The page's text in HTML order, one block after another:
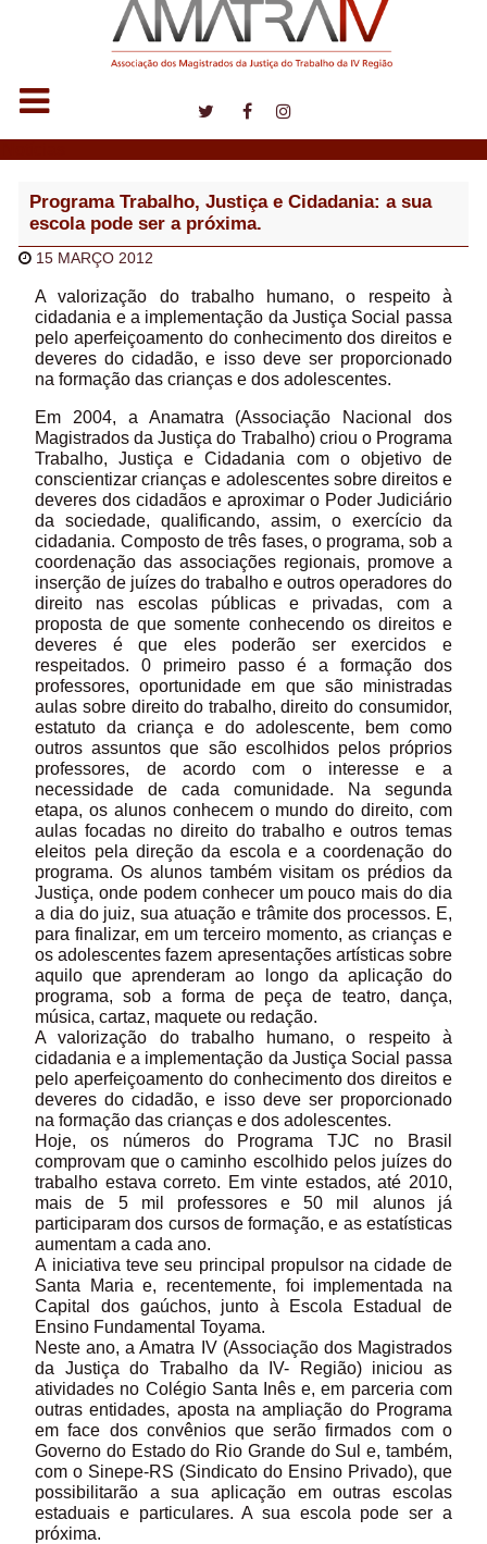
Programa Trabalho, Justiça e Cidadania: a sua
escola pode ser a próxima.
15 MARÇO 2012
A valorização do trabalho humano, o respeito à
cidadania e a implementação da Justiça Social passa
pelo aperfeiçoamento do conhecimento dos direitos e
deveres do cidadão, e isso deve ser proporcionado
na formação das crianças e dos adolescentes.
Em 2004, a Anamatra (Associação Nacional dos
Magistrados da Justiça do Trabalho) criou o Programa
Trabalho, Justiça e Cidadania com o objetivo de
conscientizar crianças e adolescentes sobre direitos e
deveres dos cidadãos e aproximar o Poder Judiciário
da sociedade, qualificando, assim, o exercício da
cidadania. Composto de três fases, o programa, sob a
coordenação das associações regionais, promove a
inserção de juízes do trabalho e outros operadores do
direito nas escolas públicas e privadas, com a
proposta de que somente conhecendo os direitos e
deveres é que eles poderão ser exercidos e
respeitados. 0 primeiro passo é a formação dos
professores, oportunidade em que são ministradas
aulas sobre direito do trabalho, direito do consumidor,
estatuto da criança e do adolescente, bem como
outros assuntos que são escolhidos pelos próprios
professores, de acordo com o interesse e a
necessidade de cada comunidade. Na segunda
etapa, os alunos conhecem o mundo do direito, com
aulas focadas no direito do trabalho e outros temas
eleitos pela direção da escola e a coordenação do
programa. Os alunos também visitam os prédios da
Justiça, onde podem conhecer um pouco mais do dia
a dia do juiz, sua atuação e trâmite dos processos. E,
para finalizar, em um terceiro momento, as crianças e
os adolescentes fazem apresentações artísticas sobre
aquilo que aprenderam ao longo da aplicação do
programa, sob a forma de peça de teatro, dança,
música, cartaz, maquete ou redação.
A valorização do trabalho humano, o respeito à
cidadania e a implementação da Justiça Social passa
pelo aperfeiçoamento do conhecimento dos direitos e
deveres do cidadão, e isso deve ser proporcionado
na formação das crianças e dos adolescentes.
Hoje, os números do Programa TJC no Brasil
comprovam que o caminho escolhido pelos juízes do
trabalho estava correto. Em vinte estados, até 2010,
mais de 5 mil professores e 50 mil alunos já
participaram dos cursos de formação, e as estatísticas
aumentam a cada ano.
A iniciativa teve seu principal propulsor na cidade de
Santa Maria e, recentemente, foi implementada na
Capital dos gaúchos, junto à Escola Estadual de
Ensino Fundamental Toyama.
Neste ano, a Amatra IV (Associação dos Magistrados
da Justiça do Trabalho da IV- Região) iniciou as
atividades no Colégio Santa Inês e, em parceria com
outras entidades, aposta na ampliação do Programa
em face dos convênios que serão firmados com o
Governo do Estado do Rio Grande do Sul e, também,
com o Sinepe-RS (Sindicato do Ensino Privado), que
possibilitarão a sua aplicação em outras escolas
estaduais e particulares. A sua escola pode ser a
próxima.